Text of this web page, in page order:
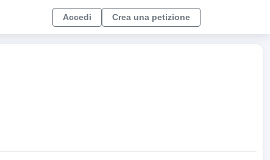
Accedi Crea una petizione